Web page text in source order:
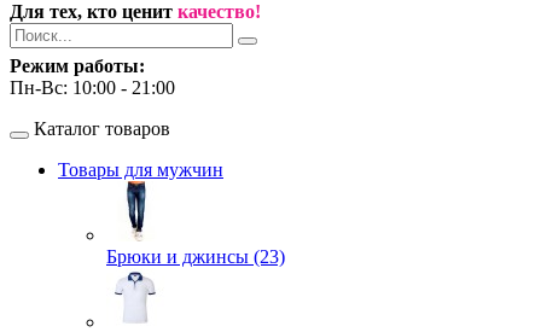
Для тех, кто ценит качество!
Режим работы:
Пн-Вс: 10:00 - 21:00
Каталог товаров
Товары для мужчин
Брюки и джинсы (23)